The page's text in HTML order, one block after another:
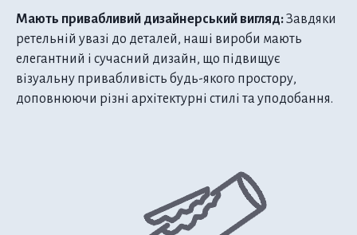
Мають привабливий дизайнерський вигляд:Завдяки
ретельній увазі до деталей, наші вироби мають
елегантний і сучасний дизайн, що підвищує
візуальну привабливість будь-якого простору,
доповнюючи різні архітектурні стилі та уподобання.